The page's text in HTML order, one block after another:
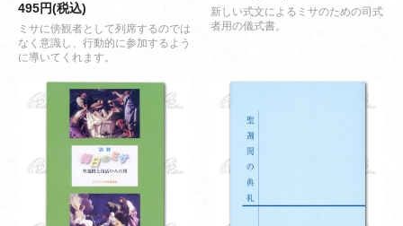
495円(税込)
ミサに傍観者として列席するのでは
なく意識し、行動的に参加するよう
に導いてくれます。
新しい式文によるミサのための司式
者用の儀式書。